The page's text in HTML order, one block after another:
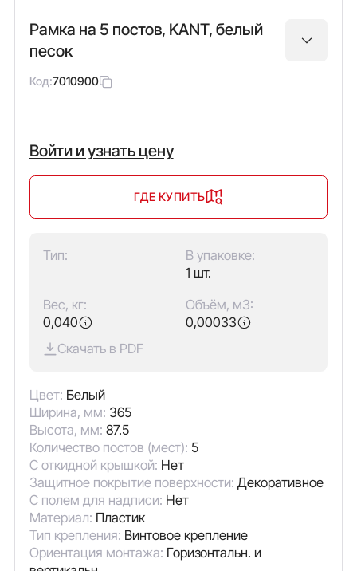
Рамка на 5 постов, KANT, белый
песок
Код:7010900
Войти и узнать цену
ГДЕ КУПИТЬ
Тип:
В упаковке:
1 шт.
Вес, кг:
0,040
Объём, м3:
0,00033
Скачать в PDF
Цвет: Белый
Ширина, мм: 365
Высота, мм: 87.5
Количество постов (мест): 5
С откидной крышкой: Нет
Защитное покрытие поверхности: Декоративное
С полем для надписи: Нет
Материал: Пластик
Тип крепления: Винтовое крепление
Ориентация монтажа: Горизонтальн. и